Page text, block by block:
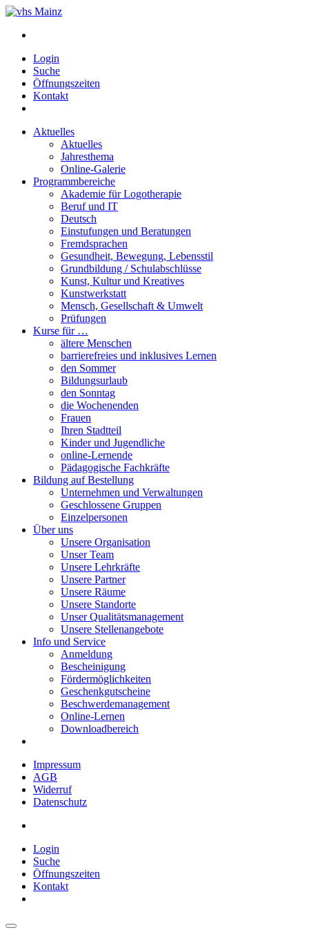
Login
Suche
Öffnungszeiten
Kontakt
Aktuelles
Aktuelles
Jahresthema
Online-Galerie
Programmbereiche
Akademie für Logotherapie
Beruf und IT
Deutsch
Einstufungen und Beratungen
Fremdsprachen
Gesundheit, Bewegung, Lebensstil
Grundbildung / Schulabschlüsse
Kunst, Kultur und Kreatives
Kunstwerkstatt
Mensch, Gesellschaft & Umwelt
Prüfungen
Kurse für …
ältere Menschen
barrierefreies und inklusives Lernen
den Sommer
Bildungsurlaub
den Sonntag
die Wochenenden
Frauen
Ihren Stadtteil
Kinder und Jugendliche
online-Lernende
Pädagogische Fachkräfte
Bildung auf Bestellung
Unternehmen und Verwaltungen
Geschlossene Gruppen
Einzelpersonen
Über uns
Unsere Organisation
Unser Team
Unsere Lehrkräfte
Unsere Partner
Unsere Räume
Unsere Standorte
Unser Qualitätsmanagement
Unsere Stellenangebote
Info und Service
Anmeldung
Bescheinigung
Fördermöglichkeiten
Geschenkgutscheine
Beschwerdemanagement
Online-Lernen
Downloadbereich
Impressum
AGB
Widerruf
Datenschutz
Login
Suche
Öffnungszeiten
Kontakt